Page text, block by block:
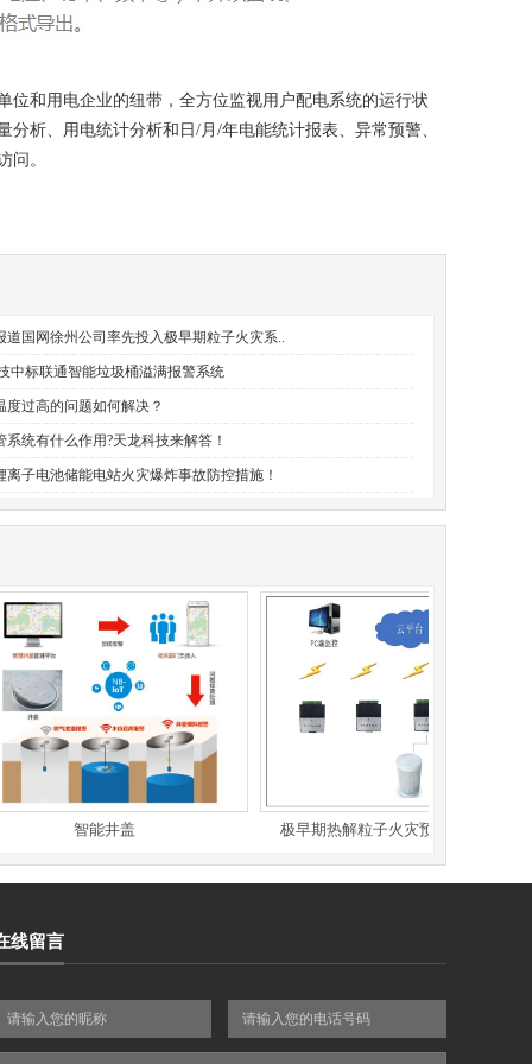
位和用电企业的纽带，全方位监视用户配电系统的运行状
分析、用电统计分析和 日 /月/年电能统计报表、异常预警、
问。
道国网徐州公司率先投入极早期粒子火灾系..
中标联通智能垃圾桶溢满报警系统
度过高的问题如何解决？
系统有什么作用?天龙科技来解答！
离子电池储能电站火灾爆炸事故防控措施！
智能井盖 极早期热解粒子火灾预警与智能灭火
线留言